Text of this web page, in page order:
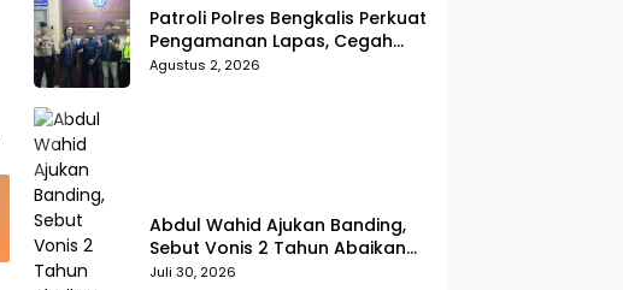
Patroli Polres Bengkalis Perkuat
Pengamanan Lapas, Cegah
Gangguan Kamtib Sejak Dini
Agustus 2, 2026
Abdul Wahid Ajukan Banding,
Sebut Vonis 2 Tahun Abaikan
Fakta Persidangan
Juli 30, 2026